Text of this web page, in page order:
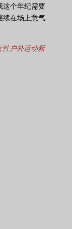
这个年纪需要
续在场上意气
性户外运动新